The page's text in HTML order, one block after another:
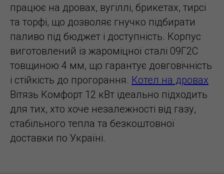
працює на дровах, вугіллі, брикетах, тирсі
та торфі, що дозволяє гнучко підбирати
паливо під бюджет і доступність. Корпус
виготовлений із жароміцної сталі 09Г2С
товщиною 4 мм, що гарантує довговічність
і стійкість до прогорання. Котел на дровах
Вітязь Комфорт 12 кВт ідеально підходить
для тих, хто хоче незалежності від газу,
стабільного тепла та безкоштовної
доставки по Україні.